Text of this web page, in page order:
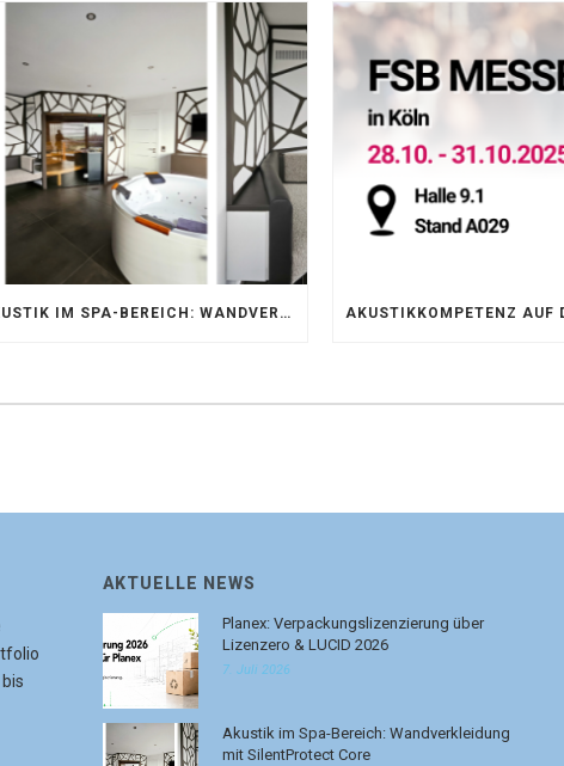
AKUSTIK IM SPA-BEREICH: WANDVERKLEIDUNG MIT SILENTPROTECT CORE
AKTUELLE NEWS
Planex: Verpackungslizenzierung über
Lizenzero & LUCID 2026
7. Juli 2026
Akustik im Spa-Bereich: Wandverkleidung
mit SilentProtect Core